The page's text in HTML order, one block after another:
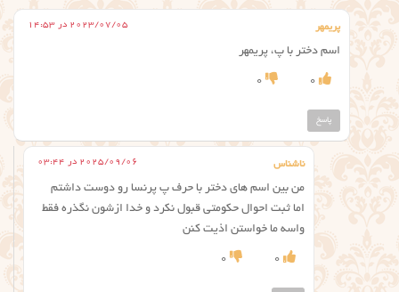
پریمهر 2023/07/05 در 14:53
اسم دختر با پ، پریمهر
0
0
پاسخ
ناشناس 2025/09/06 در 03:44
من بین اسم های دختر با حرف پ پرنسا رو دوست داشتم
اما ثبت احوال حکومتی قبول نکرد و خدا ازشون نگذره فقط
واسه ما خواستن اذیت کنن
0
0